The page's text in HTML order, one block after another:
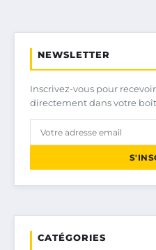
NEWSLETTER
Inscrivez-vous pour
directement dans votre
CATÉGORIES